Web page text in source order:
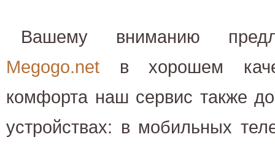
Вашему вниманию
Megogo.net в хорошем
комфорта наш сервис также
устройствах: в мобильных